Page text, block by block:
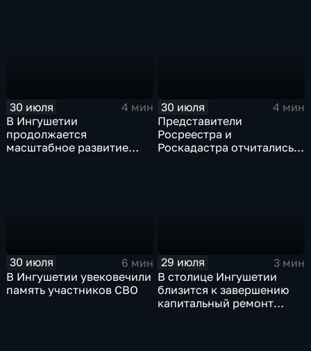
30 июля
4 мин
В Ингушетии
продолжается
масштабное развитие
30 июля
4 мин
Представители
Росреестра и
Роскадастра отчитались
30 июля
6 мин
В Ингушетии увековечили
память участников СВО
29 июля
3 мин
В столице Ингушетии
близится к завершению
капитальный ремонт